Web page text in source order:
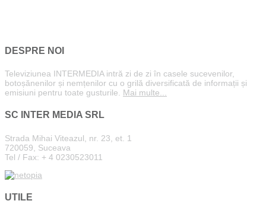
DESPRE NOI
Televiziunea INTERMEDIA intră zi de zi în casele sucevenilor,
botoșănenilor și nemțenilor cu o grilă diversificată de informații și
emisiuni pentru toate gusturile. Mai multe...
SC INTER MEDIA SRL
Strada Mihai Viteazul, nr. 23, et. 1
720059, Suceava
Tel / Fax: + 4 0230523011
UTILE